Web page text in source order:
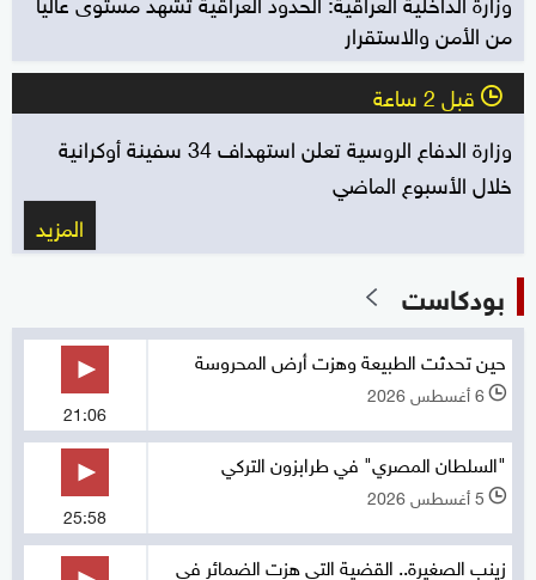
من الأمن والاستقرار
l قبل 2 ساعة
وزارة الدفاع الروسية تعلن استهداف 34 سفينة أوكرانية
خلال الأسبوع الماضي
المزيد
بودكاست
حين تحدثت الطبيعة وهزت أرض المحروسة
l 6 أغسطس 2026
21:06
"السلطان المصري" في طرابزون التركي
l 5 أغسطس 2026
25:58
زينب الصغيرة.. القضية التي هزت الضمائر في